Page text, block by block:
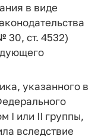
в виде
30, ст. 4532)
указанного в
I или II группы,
вследствие